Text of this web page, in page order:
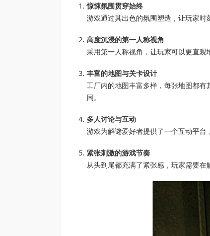
惊悚氛围贯穿始终
游戏通过其出色的氛围塑造，让玩家时
高度沉浸的第一人称视角
采用第一人称视角，让玩家可以更直观
丰富的地图与关卡设计
工厂内的地图丰富多样，每张地图都
同。
多人讨论与互动
游戏为解谜爱好者提供了一个互动平台
紧张刺激的游戏节奏
从头到尾都充满了紧张感，玩家需要在